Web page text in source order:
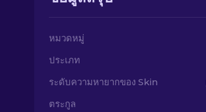
หมวดหมู่
ประเภท
ระดับความหายากของ Skin
ตระกูล